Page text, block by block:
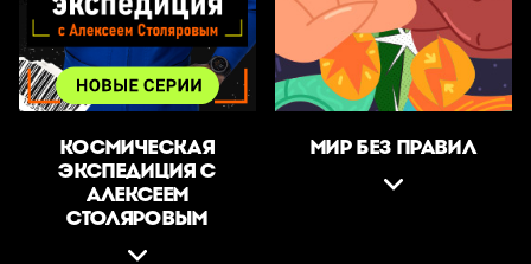
КОСМИЧЕСКАЯ
ЭКСПЕДИЦИЯ С
АЛЕКСЕЕМ
СТОЛЯРОВЫМ
МИР БЕЗ ПРАВИЛ